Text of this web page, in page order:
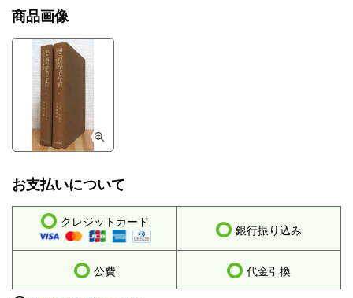
商品画像
お支払いについて
クレジットカード
銀行振り込み
公費 代金引換